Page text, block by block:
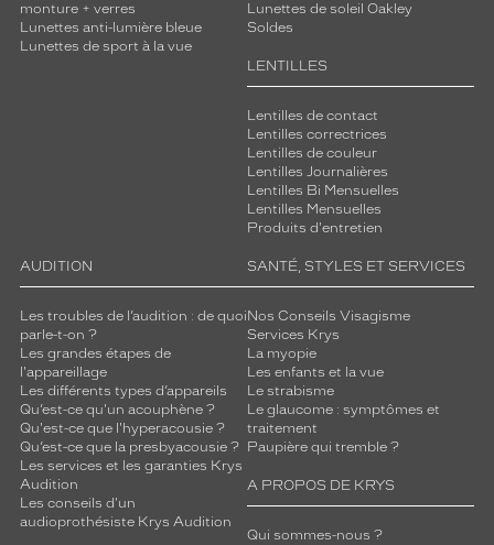
monture + verres
Lunettes anti-lumière bleue
Lunettes de sport à la vue
Lunettes de soleil Oakley
Soldes
LENTILLES
Lentilles de contact
Lentilles correctrices
Lentilles de couleur
Lentilles Journalières
Lentilles Bi Mensuelles
Lentilles Mensuelles
Produits d'entretien
AUDITION
Les troubles de l’audition : de quoi
parle-t-on ?
Les grandes étapes de
l'appareillage
Les différents types d’appareils
Qu’est-ce qu'un acouphène ?
Qu'est-ce que l'hyperacousie ?
Qu’est-ce que la presbyacousie ?
Les services et les garanties Krys
Audition
Les conseils d'un
audioprothésiste Krys Audition
SANTÉ, STYLES ET SERVICES
Nos Conseils Visagisme
Services Krys
La myopie
Les enfants et la vue
Le strabisme
Le glaucome : symptômes et
traitement
Paupière qui tremble ?
A PROPOS DE KRYS
Qui sommes-nous ?